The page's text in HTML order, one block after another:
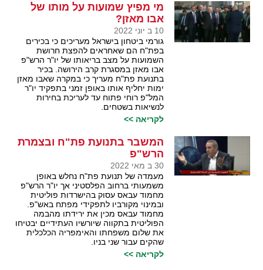
מי מפיץ שמועות על מותו של
אבו מאזן?
10 ב יוני 2022
גורמי ביטחון בישראל מעריכים כי בכירים
בפת"ח הם שאחראים להפצת חרושת
השמועות על מצב בריאותו של יו"ר הרש"פ
אבו מאזן במסגרת קרב הירושה. בכיר
בתנועת פת"ח מעריך כי במקרה שאבו מאזן
ימות יחליף אותו באופן זמני בתפקיד יו"ר
המל"פ רוחי פתוח עד לעריכת בחירות
לנשיאות בשטחים.
לקריאה >>
המשבר בתנועת פת"ח ובצמרת
הרש"פ
30 ב מאי 2022
מעמדה של תנועת פת"ח נחלש באופן
משמעותי ברחוב הפלסטיני אך יו"ר הרש"פ
מחמוד עבאס עסוק בהישרדות פוליטית
ובמינוי מקורביו לתפקידי מפתח באש"פ.
מחמוד עבאס מכין את ירידתו מהבמה
הפוליטית בתקווה שיורשיו העתידיים יבטיחו
את שלום משפחתו והאימפריה הכלכלית
שהקים עבור שני בניו.
לקריאה >>